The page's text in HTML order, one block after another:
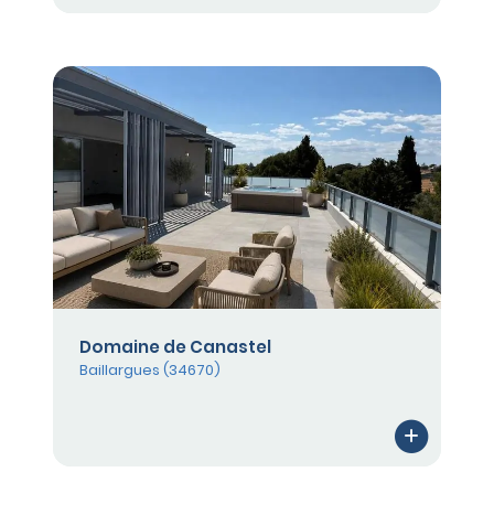
Domaine de Canastel
Baillargues (34670)